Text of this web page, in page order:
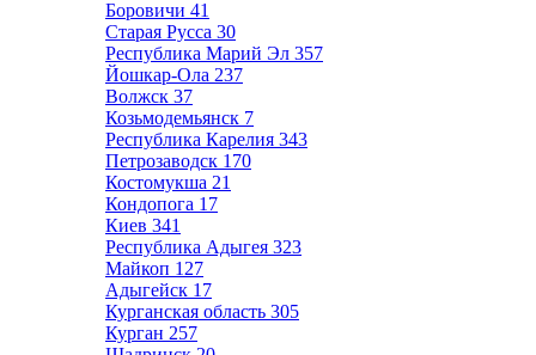
Боровичи 41
Старая Русса 30
Республика Марий Эл 357
Йошкар-Ола 237
Волжск 37
Козьмодемьянск 7
Республика Карелия 343
Петрозаводск 170
Костомукша 21
Кондопога 17
Киев 341
Республика Адыгея 323
Майкоп 127
Адыгейск 17
Курганская область 305
Курган 257